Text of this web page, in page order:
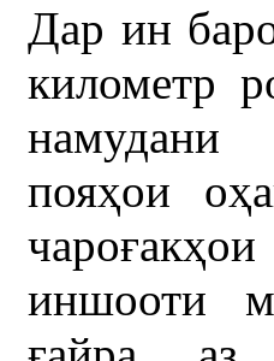
Дар ин
километр
намудани
пояҳои
иншооти